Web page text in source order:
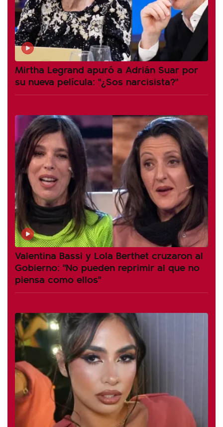
Mirtha Legrand apuró a Adrián Suar por
su nueva película: "¿Sos narcisista?"
Valentina Bassi y Lola Berthet cruzaron al
Gobierno: "No pueden reprimir al que no
piensa como ellos"